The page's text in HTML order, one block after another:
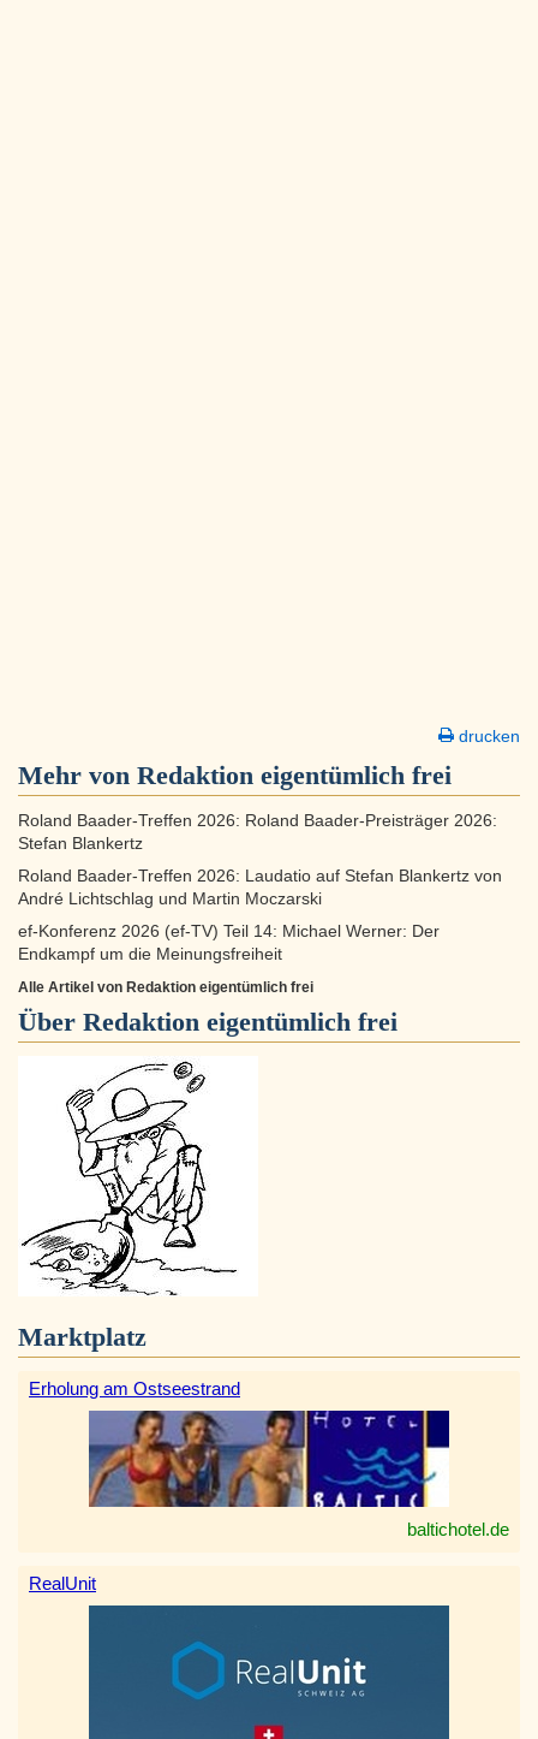
drucken
Mehr von Redaktion eigentümlich frei
Roland Baader-Treffen 2026: Roland Baader-Preisträger 2026:
Stefan Blankertz
Roland Baader-Treffen 2026: Laudatio auf Stefan Blankertz von
André Lichtschlag und Martin Moczarski
ef-Konferenz 2026 (ef-TV) Teil 14: Michael Werner: Der
Endkampf um die Meinungsfreiheit
Alle Artikel von Redaktion eigentümlich frei
Über Redaktion eigentümlich frei
Marktplatz
Erholung am Ostseestrand
baltichotel.de
RealUnit